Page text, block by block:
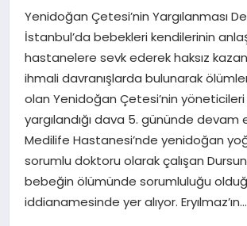
DÜNYA
MAGAZIN
EĞITIM
SAĞLIK
TEKNOLOJI
Yenidoğan Çetesi’nin Yargılanması
İstanbul’da bebekleri kendilerinin
hastanelere sevk ederek haksız
ihmali davranışlarda bulunarak
olan Yenidoğan Çetesi’nin
yargılandığı dava 5. gününde devam
Medilife Hastanesi’nde yenidoğan
sorumlu doktoru olarak çalışan Dursun
bebeğin ölümünde sorumluluğu
iddianamesinde yer alıyor. Eryılmaz’ın…